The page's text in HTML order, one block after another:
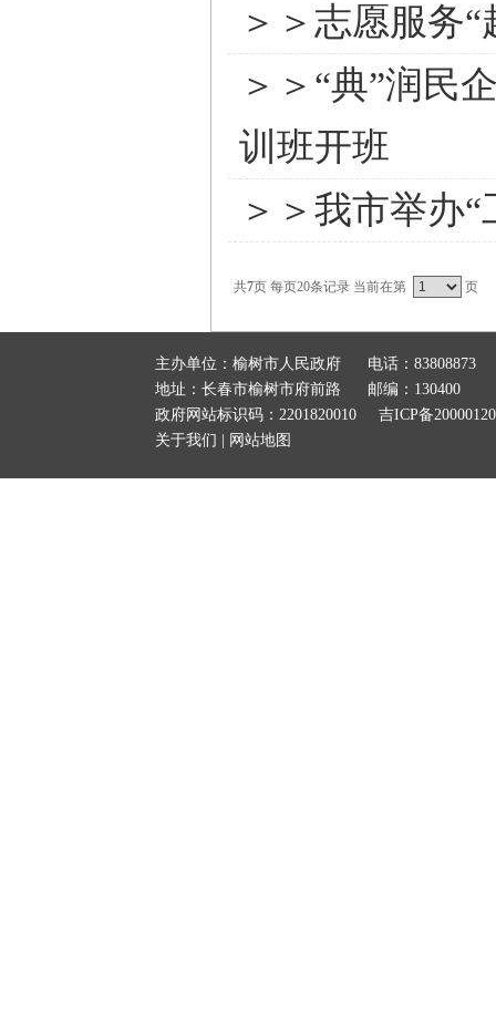
＞＞志愿服务
＞＞“典”润民
训班开班
＞＞我市举办
共7页 每页20条记录 当前在第 页
主办单位：榆树市人民政府
电话：83808873
地址：长春市榆树市府前路
邮编：130400
政府网站标识码：2201820010
吉ICP备
关于我们
网站地图